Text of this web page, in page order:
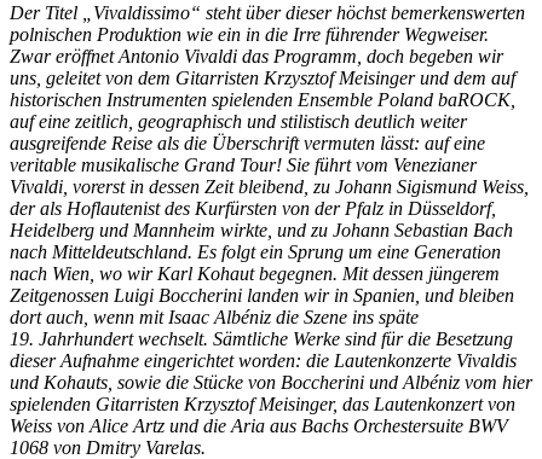
Der Titel „Vivaldissimo“ steht über dieser höchst bemerkenswerten
polnischen Produktion wie ein in die Irre führender Wegweiser.
Zwar eröffnet Antonio Vivaldi das Programm, doch begeben wir
uns, geleitet von dem Gitarristen Krzysztof Meisinger und dem auf
historischen Instrumenten spielenden Ensemble Poland baROCK,
auf eine zeitlich, geographisch und stilistisch deutlich weiter
ausgreifende Reise als die Überschrift vermuten lässt: auf eine
veritable musikalische Grand Tour! Sie führt vom Venezianer
Vivaldi, vorerst in dessen Zeit bleibend, zu Johann Sigismund Weiss,
der als Hoflautenist des Kurfürsten von der Pfalz in Düsseldorf,
Heidelberg und Mannheim wirkte, und zu Johann Sebastian Bach
nach Mitteldeutschland. Es folgt ein Sprung um eine Generation
nach Wien, wo wir Karl Kohaut begegnen. Mit dessen jüngerem
Zeitgenossen Luigi Boccherini landen wir in Spanien, und bleiben
dort auch, wenn mit Isaac Albéniz die Szene ins späte
19. Jahrhundert wechselt. Sämtliche Werke sind für die Besetzung
dieser Aufnahme eingerichtet worden: die Lautenkonzerte Vivaldis
und Kohauts, sowie die Stücke von Boccherini und Albéniz vom hier
spielenden Gitarristen Krzysztof Meisinger, das Lautenkonzert von
Weiss von Alice Artz und die Aria aus Bachs Orchestersuite BWV
1068 von Dmitry Varelas.